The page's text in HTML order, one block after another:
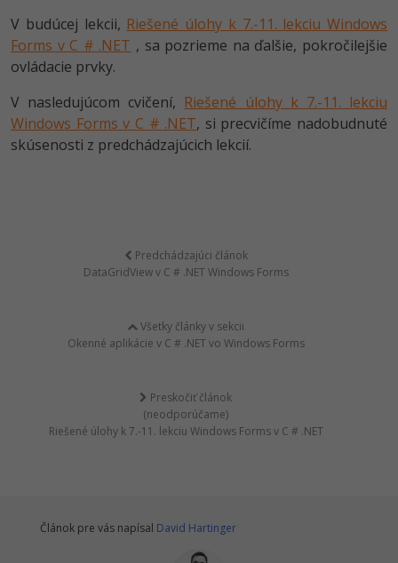
V budúcej lekcii, Riešené úlohy k 7.-11. lekciu Windows
Forms v C # .NET , sa pozrieme na ďalšie, pokročilejšie
ovládacie prvky.
V nasledujúcom cvičení, Riešené úlohy k 7.-11. lekciu
Windows Forms v C # .NET, si precvičíme nadobudnuté
skúsenosti z predchádzajúcich lekcií.
Predchádzajúci článok
DataGridView v C # .NET Windows Forms
Všetky články v sekcii
Okenné aplikácie v C # .NET vo Windows Forms
Preskočiť článok
(neodporúčame)
Riešené úlohy k 7.-11. lekciu Windows Forms v C # .NET
Článok pre vás napísal David Hartinger